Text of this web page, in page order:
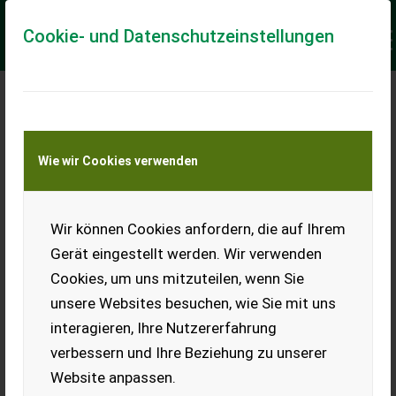
Cookie- und Datenschutzeinstellungen
Wie wir Cookies verwenden
Wir können Cookies anfordern, die auf Ihrem
Gerät eingestellt werden. Wir verwenden
Cookies, um uns mitzuteilen, wenn Sie
unsere Websites besuchen, wie Sie mit uns
interagieren, Ihre Nutzererfahrung
verbessern und Ihre Beziehung zu unserer
Website anpassen.
DAS WAR DER TAG DER
LANDTECHNIK
Hier finden Sie die Vorträge vom der Tag der
Landtechnik 2019